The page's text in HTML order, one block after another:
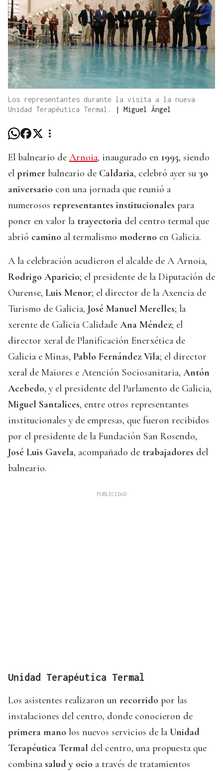
Los representantes durante la visita a la nueva
Unidad Terapéutica Termal.
| Miguel Ángel
El balneario de Arnoia, inaugurado en 1995, siendo
el primer balneario de Caldaria, celebró ayer su 30
aniversario con una jornada que reunió a
numerosos representantes institucionales para
poner en valor la trayectoria del centro termal que
abrió camino al termalismo moderno en Galicia.
A la celebración acudieron el alcalde de A Arnoia,
Rodrigo Aparicio; el presidente de la Diputación de
Ourense, Luis Menor; el director de la Axencia de
Turismo de Galicia, José Manuel Merelles; la
xerente de Galicia Calidade Ana Méndez; el
director xeral de Planificación Enerxética de
Galicia e Minas, Pablo Fernández Vila; el director
xeral de Maiores e Atención Sociosanitaria, Antón
Acebedo, y el presidente del Parlamento de Galicia,
Miguel Santalices, entre otros representantes
institucionales y de empresas, que fueron recibidos
por el presidente de la Fundación San Rosendo,
José Luis Gavela, acompañado de trabajadores del
balneario.
Unidad Terapéutica Termal
Los asistentes realizaron un recorrido por las
instalaciones del centro, donde conocieron de
primera mano los nuevos servicios de la Unidad
Terapéutica Termal del centro, una propuesta que
combina salud y ocio a través de tratamientos